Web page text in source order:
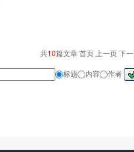
共10篇文章 首页 上一页 下
标题 内容 作者